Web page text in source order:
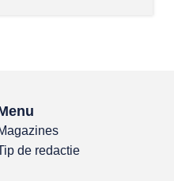
de redactie